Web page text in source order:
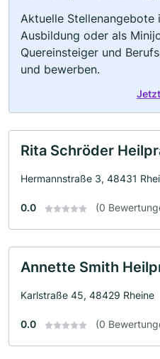
Aktuelle Stellenangebote
Ausbildung oder als
Quereinsteiger und
und bewerben.
Rita Schröder
Hermannstraße 3, 48431
0.0 (0
Annette Smith
Karlstraße 45, 48429 Rheine
0.0 (0